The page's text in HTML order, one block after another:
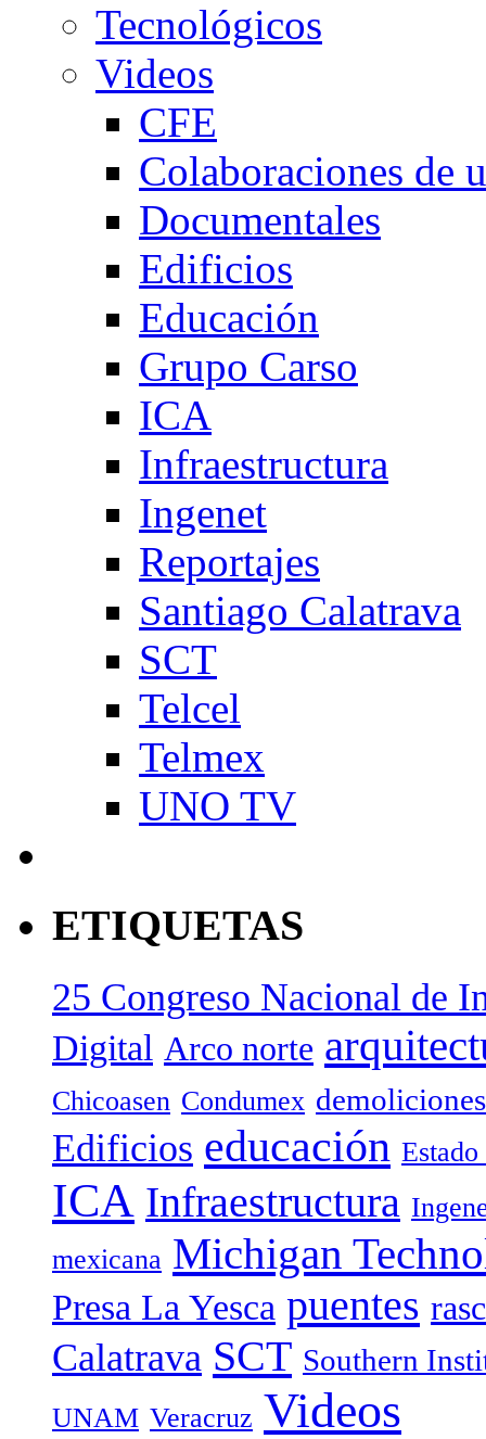
Tecnológicos
Videos
CFE
Colaboraciones de
Documentales
Edificios
Educación
Grupo Carso
ICA
Infraestructura
Ingenet
Reportajes
Santiago Calatrava
SCT
Telcel
Telmex
UNO TV
ETIQUETAS
25 Congreso Nacional de
Digital Arco norte
Chicoasen Condumex demoliciones
Edificios educación
ICA Infraestructura
mexicana Michigan
Presa La Yesca puentes
Calatrava SCT Southern
UNAM Veracruz Videos